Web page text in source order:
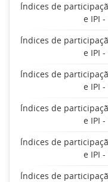
Índices de
e IPI
Índices de
e IPI
Índices de
e IPI
Índices de
e IPI
Índices de
e IPI
Índices de